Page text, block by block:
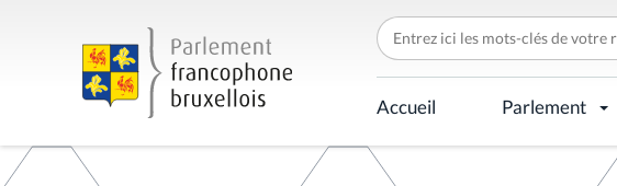
C
h
e
r
c
h
r
p
Accueil Parlement